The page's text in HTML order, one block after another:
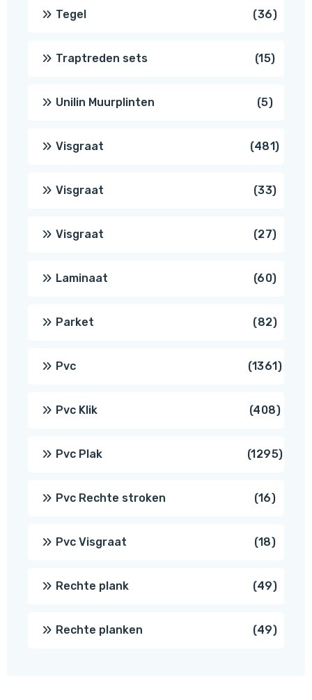
Tegel 3636
Traptreden sets 1515
Unilin Muurplinten 55
Visgraat 481481
Visgraat 3333
Visgraat 2727
Laminaat 6060
Parket 8282
Pvc 13611361
Pvc Klik 408408
Pvc Plak 12951295
Pvc Rechte stroken 1616
Pvc Visgraat 1818
Rechte plank 4949
Rechte planken 4949